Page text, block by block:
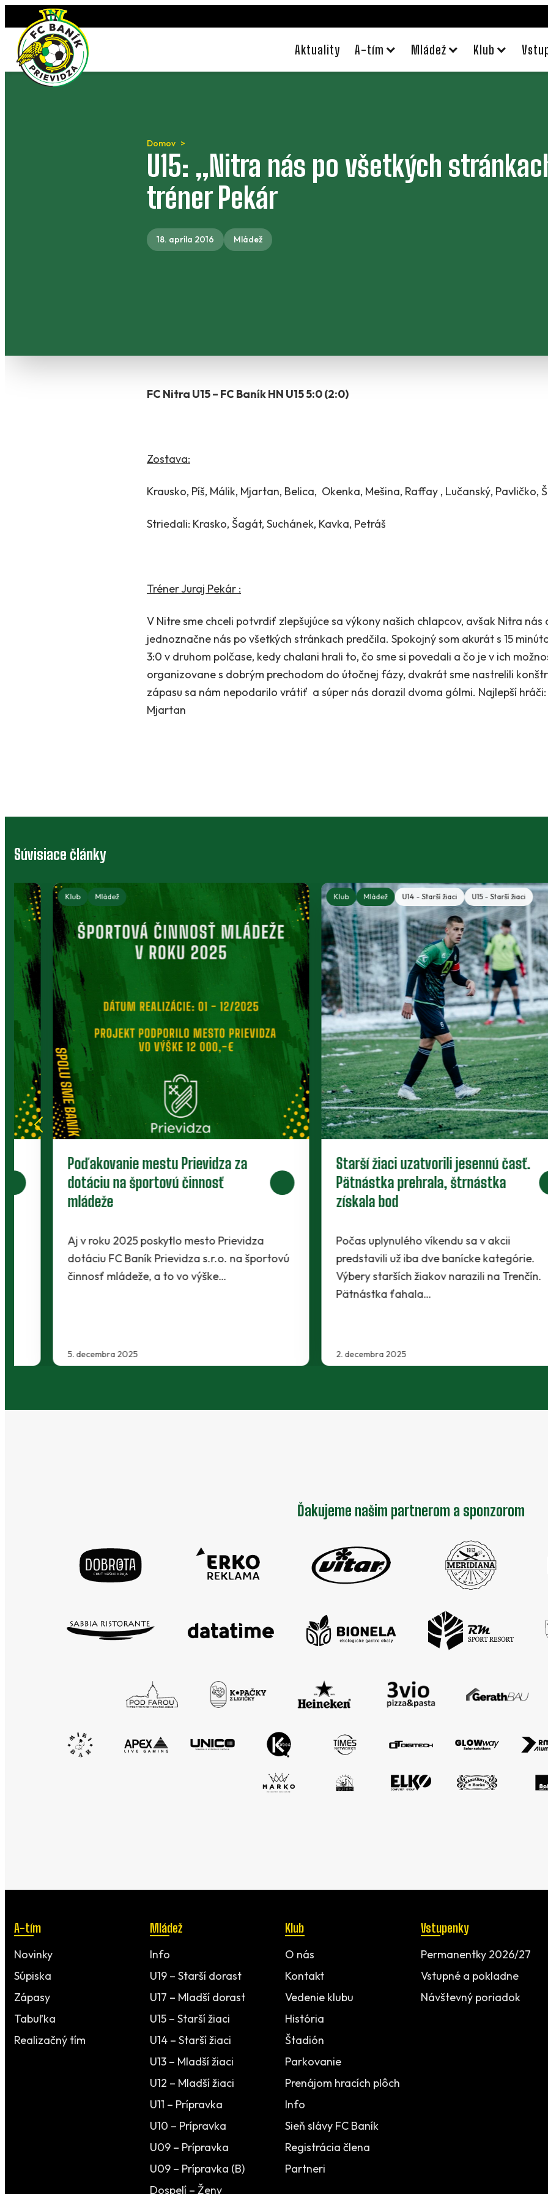
Preskočiť
na
obsah
Aktuality A-tím Mládež Klub
Domov
U15: „Nitra nás po všetkých
tréner Pekár
18. apríla 2016 Mládež
FC Nitra U15 – FC Baník HN U15 5:0 (2:0)
Zostava:
Krausko, Píš, Málik, Mjartan, Belica, Okenka, Mešina, Raffay , Lučanský, Pavličko,
Striedali: Krasko, Šagát, Suchánek, Kavka, Petráš
Tréner Juraj Pekár :
V Nitre sme chceli potvrdiť zlepšujúce sa výkony našich chlapcov, avšak Nitra
jednoznačne nás po všetkých stránkach predčila. Spokojný som akurát s 15
3:0 v druhom polčase, kedy chalani hrali to, čo sme si povedali a čo je v ich
organizovane s dobrým prechodom do útočnej fázy, dvakrát sme nastrelili
zápasu sa nám nepodarilo vrátiť a súper nás dorazil dvoma gólmi. Najlepší hráči:
Mjartan
Súvisiace články
Klub Mládež
Poďakovanie mestu Prievidza za
dotáciu na športovú činnosť
mládeže
5. decembra 2025
Aj v roku 2025 poskytlo mesto Prievidza
dotáciu FC Baník Prievidza s.r.o. na športovú
činnosť mládeže, a to vo výške…
Klub Mládež U14 - Starší žiaci U15 - Starší žiaci
Starší žiaci uzatvorili jesennú časť.
Pätnástka prehrala, štrnástka
získala bod
2. decembra 2025
Počas uplynulého víkendu sa v akcii
predstavili už iba dve banícke kategórie.
Výbery starších žiakov narazili na Trenčín.
Pätnástka ťahala…
Ďakujeme našim partnerom a sponzorom
A-tím
Novinky
Súpiska
Zápasy
Tabuľka
Realizačný tím
Mládež
Info
U19 – Starší dorast
U17 – Mladší dorast
U15 – Starší žiaci
U14 – Starší žiaci
U13 – Mladší žiaci
U12 – Mladší žiaci
U11 – Prípravka
U10 – Prípravka
U09 – Prípravka
U09 – Prípravka (B)
Dospelí – Ženy
Klub
O nás
Kontakt
Vedenie klubu
História
Štadión
Parkovanie
Prenájom hracích plôch
Info
Sieň slávy FC Baník
Registrácia člena
Partneri
Vstupenky
Permanentky 2026/27
Vstupné a pokladne
Návštevný poriadok